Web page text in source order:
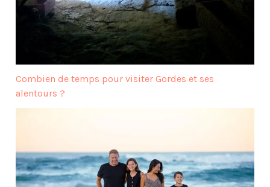
Combien de temps pour visiter Gordes et ses
alentours ?